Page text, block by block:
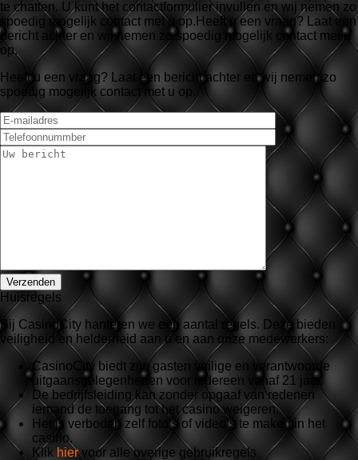
te chatten. U kunt het contactformulier invullen en wij nemen zo
spoedig mogelijk contact met u op.Heeft u een vraag? Laat een
bericht achter en wij nemen zo spoedig mogelijk contact met u
op.
Heeft u een vraag? Laat een bericht achter en wij nemen zo
spoedig mogelijk contact met u op.
Huisregels
Bij CasinoCity hanteren we een aantal regels. Deze bieden
veiligheid en helderheid aan u en aan onze medewerkers:
CasinoCity biedt zijn gasten veilige en verantwoorde
uitgaansgelegenheden voor iedereen vanaf 21 jaar.
De bedrijfsleiding kan zonder opgaaf van redenen
iemand de toegang tot het casino weigeren.
Het is verboden zelf foto’s of video’s te maken in het
casino.
Klik hiervoor alle overige gebruikregels